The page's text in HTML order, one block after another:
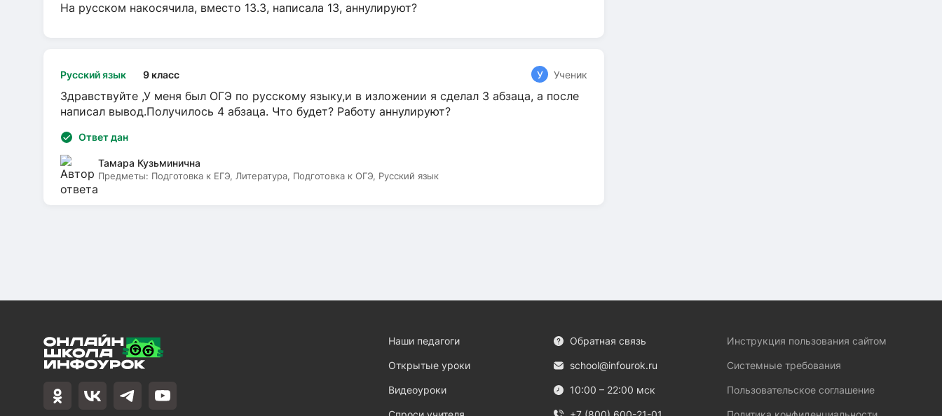
На русском накосячила, вместо 13.3, написала 13, аннулируют?
Русский язык 9 класс У Ученик
Здравствуйте ,У меня был ОГЭ по русскому языку,и в изложении я сделал 3 абзаца, а после
написал вывод.Получилось 4 абзаца. Что будет? Работу аннулируют?
Ответ дан
Тамара Кузьминична
Предметы: Подготовка к ЕГЭ, Литература, Подготовка к ОГЭ, Русский язык
Наши педагоги
Открытые уроки
Видеоуроки
Обратная связь
school@infourok.ru
10:00 – 22:00 мск
Инструкция пользования сайтом
Системные требования
Пользовательское соглашение